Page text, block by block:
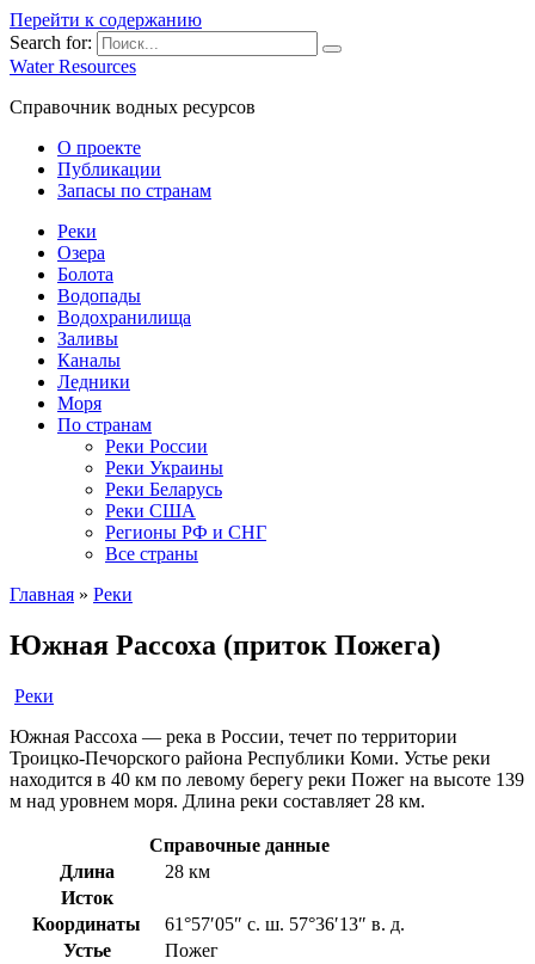
Перейти к содержанию
Search for:
Water Resources
Справочник водных ресурсов
О проекте
Публикации
Запасы по странам
Реки
Озера
Болота
Водопады
Водохранилища
Заливы
Каналы
Ледники
Моря
По странам
Реки России
Реки Украины
Реки Беларусь
Реки США
Регионы РФ и СНГ
Все страны
Главная » Реки
Южная Рассоха (приток Пожега)
Реки
Южная Рассоха — река в России, течет по территории
Троицко-Печорского района Республики Коми. Устье реки
находится в 40 км по левому берегу реки Пожег на высоте 139
м над уровнем моря. Длина реки составляет 28 км.
Справочные данные
Длина
28 км
Исток
Координаты
61°57′05″ с. ш. 57°36′13″ в. д.
Устье
Пожег